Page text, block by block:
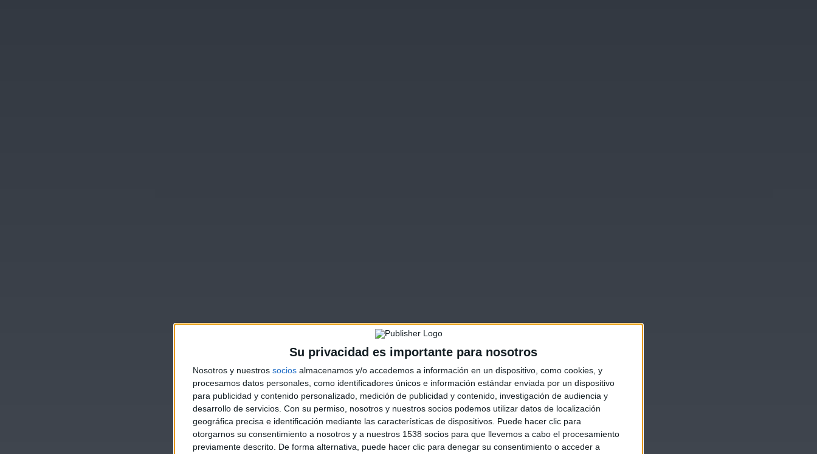
Su privacidad es importante para nosotros
Nosotros y nuestros socios almacenamos y/o accedemos a información en un dispositivo, como cookies, y
procesamos datos personales, como identificadores únicos e información estándar enviada por un dispositivo
para publicidad y contenido personalizado, medición de publicidad y contenido, investigación de audiencia y
desarrollo de servicios. Con su permiso, nosotros y nuestros socios podemos utilizar datos de localización
geográfica precisa e identificación mediante las características de dispositivos. Puede hacer clic para
otorgarnos su consentimiento a nosotros y a nuestros 1538 socios para que llevemos a cabo el procesamiento
previamente descrito. De forma alternativa, puede hacer clic para denegar su consentimiento o acceder a